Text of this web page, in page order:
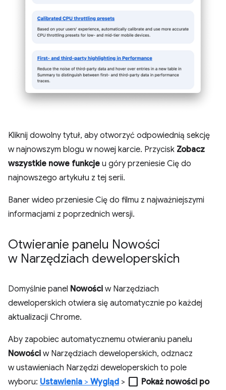
Kliknij dowolny tytuł, aby otworzyć odpowiednią sekcję
w najnowszym blogu w nowej karcie. Przycisk Zobacz
wszystkie nowe funkcje u góry przeniesie Cię do
najnowszego artykułu z tej serii.
Baner wideo przeniesie Cię do filmu z najważniejszymi
informacjami z poprzednich wersji.
Otwieranie panelu Nowości
w Narzędziach deweloperskich
Domyślnie panel Nowości w Narzędziach
deweloperskich otwiera się automatycznie po każdej
aktualizacji Chrome.
Aby zapobiec automatycznemu otwieraniu panelu
Nowości w Narzędziach deweloperskich, odznacz
w ustawieniach Narzędzi deweloperskich to pole
wyboru: Ustawienia > Wygląd > check_box_outline_blank Pokaż nowości po